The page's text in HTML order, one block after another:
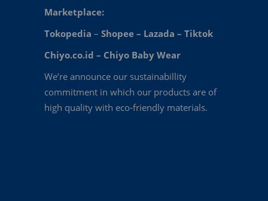
Marketplace:
Tokopedia – Shopee – Lazada – Tiktok
Chiyo.co.id – Chiyo Baby Wear
We’re announce our sustainabillity
commitment in which our products are of
high quality with eco-friendly materials.